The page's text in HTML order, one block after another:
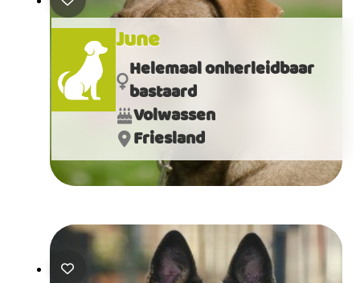
June
Helemaal onherleidbaar
bastaard
Volwassen
Friesland